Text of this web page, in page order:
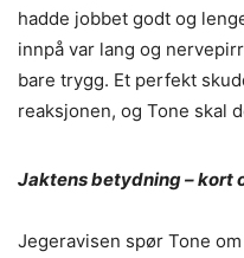
hadde jobbet godt og
innpå var lang og
bare trygg. Et perfekt
reaksjonen, og Tone skal
Jaktens betydning – kort
Jegeravisen spør Tone